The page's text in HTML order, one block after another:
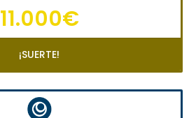
11.000€
¡SUERTE!